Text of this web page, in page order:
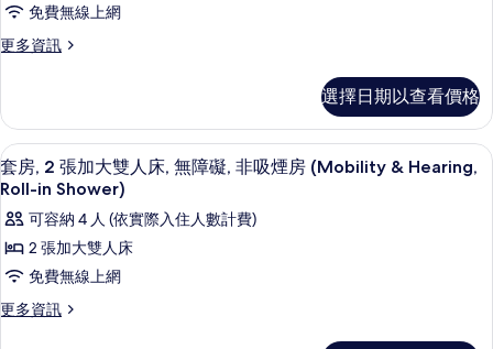
King
所
有
相
片
免費無線上網
更多資訊
更
1
King
Bed
的
情
選擇日期以查看價格
顯
示
套
房,
2
加
11
套房, 2 張加大雙人床, 無障礙, 非吸煙房 (Mobility & Hearing,
Roll-in Shower)
可容納 4 人 (依實際入住人數計費)
2 張加大雙人床
免費無線上網
更多資訊
更